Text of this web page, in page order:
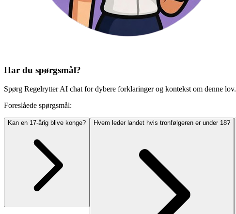
Har du spørgsmål?
Spørg Regelrytter AI chat for dybere forklaringer og kontekst om denne lov.
Foreslåede spørgsmål:
Kan en 17-årig blive konge? Hvem leder landet hvis tronfølgeren er under 18?